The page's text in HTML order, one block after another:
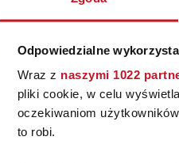
Odpowiedzialne
Wraz z naszymi 1022
pliki cookie, w celu
oczekiwaniom
to robi.
1.07.2026
RÓŻ
W
kolor,
ciepła i